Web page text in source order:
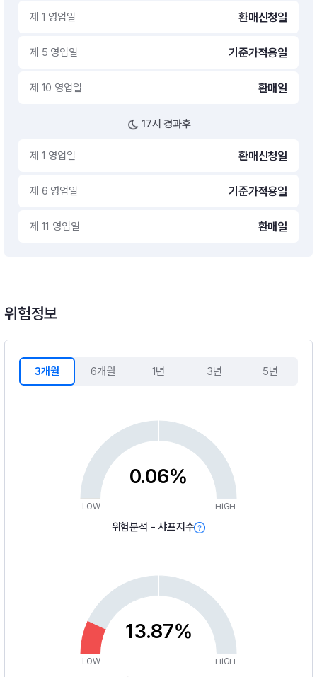
제 1 영업일 환매신청일
제 5 영업일 기준가적용일
제 10 영업일 환매일
17시 경과후
제 1 영업일 환매신청일
제 6 영업일 기준가적용일
제 11 영업일 환매일
위험정보
3개월 6개월 1년 3년 5년
0.06%
LOW HIGH
위험분석 - 샤프지수
13.87%
LOW HIGH